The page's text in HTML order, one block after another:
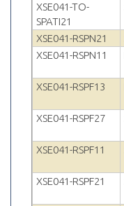
XSE041-TO-
SPATI21
XSE041-RSPN21
XSE041-RSPN11
XSE041-RSPF13
XSE041-RSPF27
XSE041-RSPF11
XSE041-RSPF21